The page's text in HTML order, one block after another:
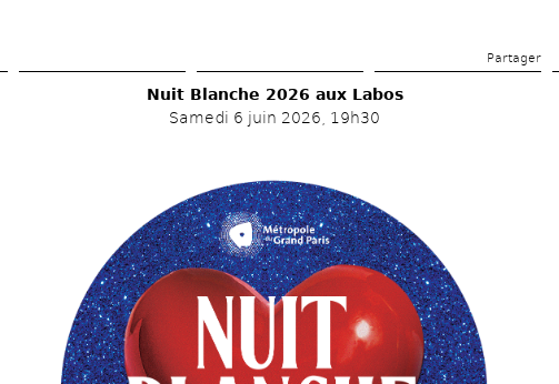
contenu
principal
Partager
Nuit Blanche 2026 aux Labos
Samedi 6 juin 2026, 19h30